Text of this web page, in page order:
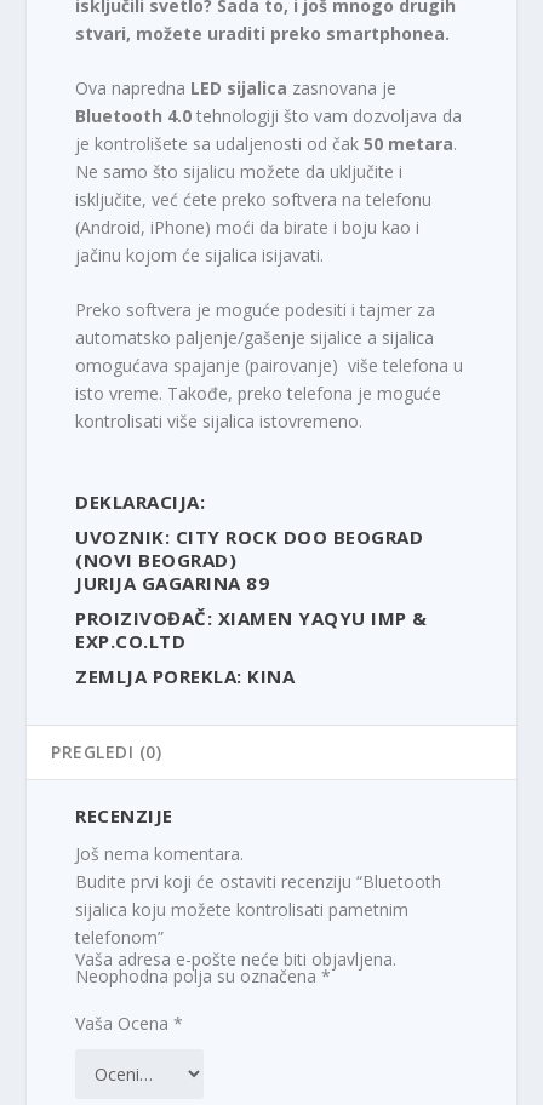
isključili svetlo? Sada to, i još mnogo drugih
stvari, možete uraditi preko smartphonea.
Ova napredna LED sijalica zasnovana je
Bluetooth 4.0 tehnologiji što vam dozvoljava da
je kontrolišete sa udaljenosti od čak50 metara.
Ne samo što sijalicu možete da uključite i
isključite, već ćete preko softvera na telefonu
(Android, iPhone) moći da birate i boju kao i
jačinu kojom će sijalica isijavati.
Preko softvera je moguće podesiti i tajmer za
automatsko paljenje/gašenje sijalice a sijalica
omogućava spajanje (pairovanje) više telefona u
isto vreme. Takođe, preko telefona je moguće
kontrolisati više sijalica istovremeno.
DEKLARACIJA:
UVOZNIK: CITY ROCK DOO BEOGRAD
(NOVI BEOGRAD)
JURIJA GAGARINA 89
PROIZIVOĐAČ: XIAMEN YAQYU IMP &
EXP.CO.LTD
ZEMLJA POREKLA: KINA
PREGLEDI (0)
RECENZIJE
Još nema komentara.
Budite prvi koji će ostaviti recenziju “Bluetooth
sijalica koju možete kontrolisati pametnim
telefonom”
Vaša adresa e-pošte neće biti objavljena.
Neophodna polja su označena*
Vaša Ocena*